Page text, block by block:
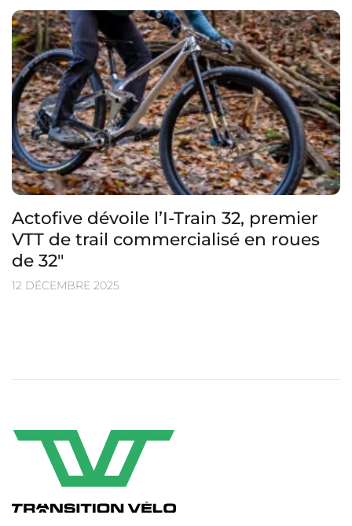
Actofive dévoile l’I-Train 32, premier
VTT de trail commercialisé en roues
de 32″
12 DÉCEMBRE 2025